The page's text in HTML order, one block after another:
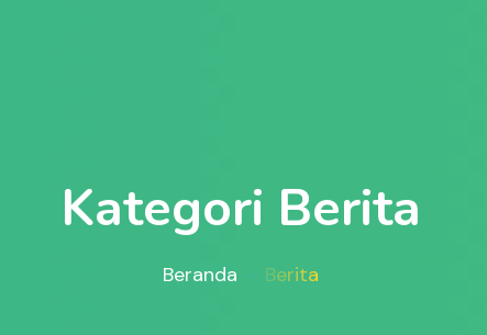
Kategori Berita
Beranda Berita